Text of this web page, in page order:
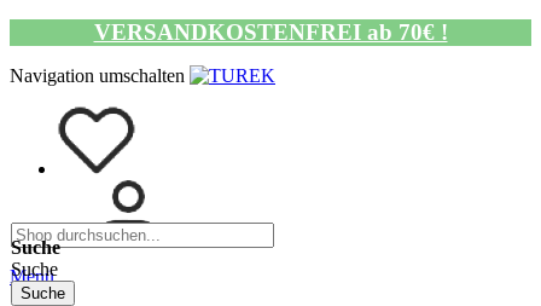
VERSANDKOSTENFREI ab 70€ !
Navigation umschalten
Suche
Suche
Suche
Menü